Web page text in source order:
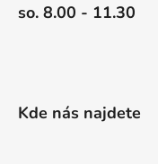
so. 8.00 - 11.30
Kde nás najdete